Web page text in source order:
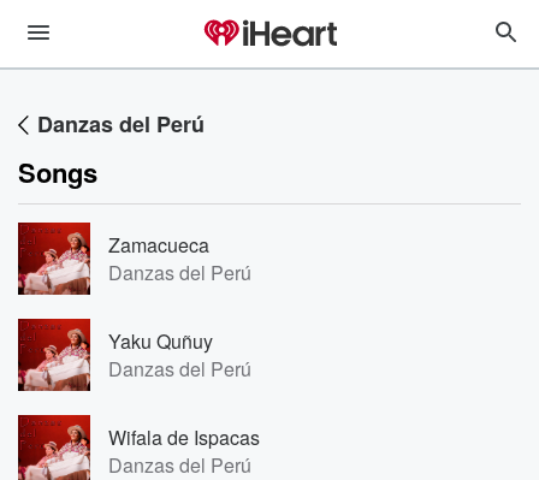
Danzas del Perú
Songs
Zamacueca
Danzas del Perú
Yaku Quñuy
Danzas del Perú
Wifala de Ispacas
Danzas del Perú